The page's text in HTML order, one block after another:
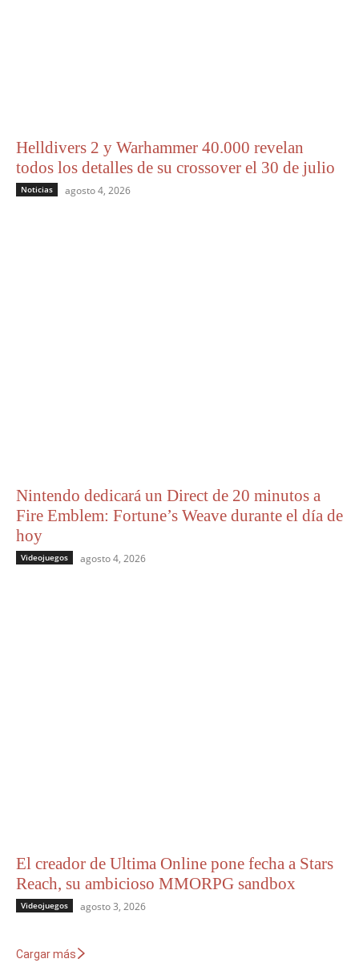
Helldivers 2 y Warhammer 40.000 revelan
todos los detalles de su crossover el 30 de julio
Noticias agosto 4, 2026
Nintendo dedicará un Direct de 20 minutos a
Fire Emblem: Fortune’s Weave durante el día de
hoy
Videojuegos agosto 4, 2026
El creador de Ultima Online pone fecha a Stars
Reach, su ambicioso MMORPG sandbox
Videojuegos agosto 3, 2026
Cargar más